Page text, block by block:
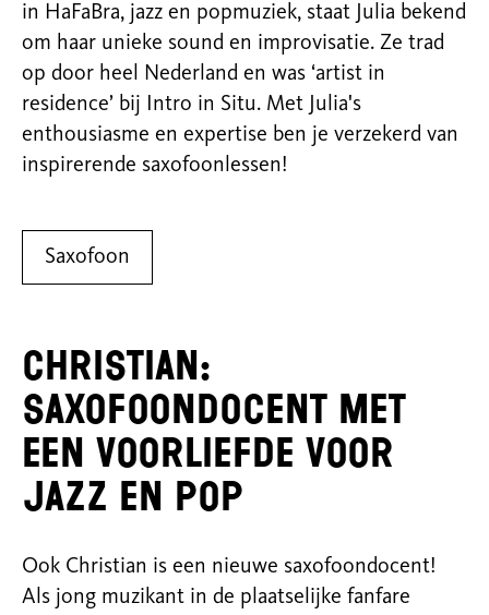
in HaFaBra, jazz en popmuziek, staat Julia bekend
om haar unieke sound en improvisatie. Ze trad
op door heel Nederland en was ‘artist in
residence’ bij Intro in Situ. Met Julia's
enthousiasme en expertise ben je verzekerd van
inspirerende saxofoonlessen!
Saxofoon
Christian:
Saxofoondocent met
een voorliefde voor
jazz en pop
Ook Christian is een nieuwe saxofoondocent!
Als jong muzikant in de plaatselijke fanfare